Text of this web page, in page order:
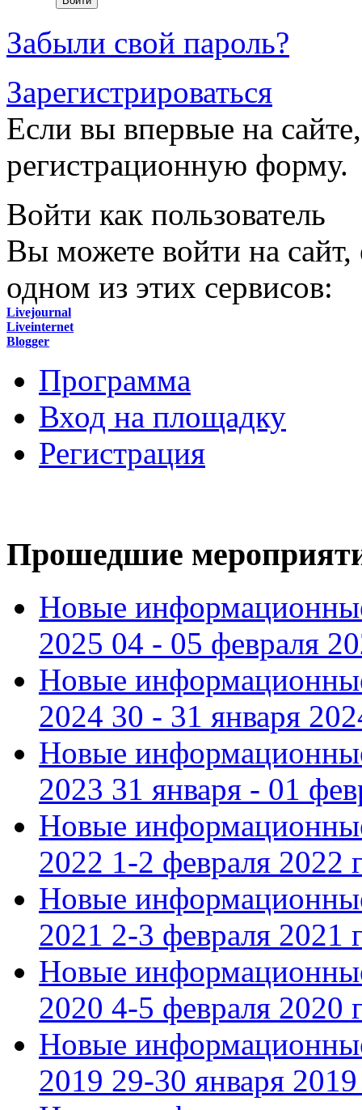
Забыли свой пароль?
Зарегистрироваться
Если вы впервые на
регистрационную форму.
Войти как пользователь
Вы можете войти на сайт,
одном из этих сервисов:
Livejournal
Liveinternet
Blogger
Программа
Вход на площадку
Регистрация
Прошедшие
Новые
2025 04 - 05 февраля
Новые
2024 30 - 31 января
Новые
2023 31 января - 01
Новые
2022 1-2 февраля 2022
Новые
2021 2-3 февраля 2021
Новые
2020 4-5 февраля 2020
Новые
2019 29-30 января 2019